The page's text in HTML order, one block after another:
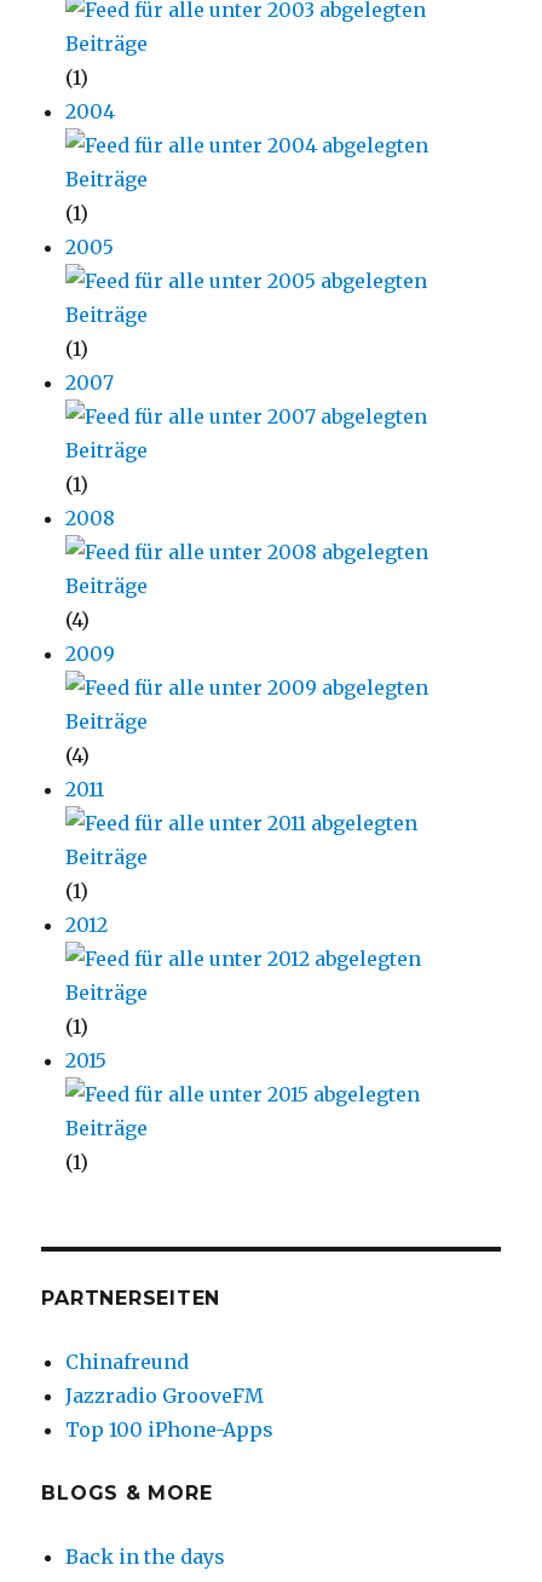
(1)
2004
(1)
2005
(1)
2007
(1)
2008
(4)
2009
(4)
2011
(1)
2012
(1)
2015
(1)
PARTNERSEITEN
Chinafreund
Jazzradio GrooveFM
Top 100 iPhone-Apps
BLOGS & MORE
Back in the days